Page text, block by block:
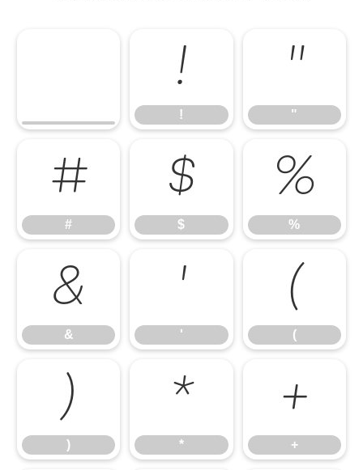
!
!
"
"
#
#
$
$
%
%
&
&
'
'
(
(
)
)
*
*
+
+